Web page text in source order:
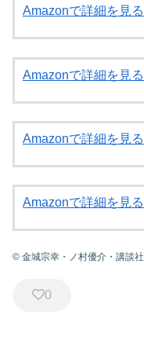
Amazonで詳細を見る
Amazonで詳細を見る
Amazonで詳細を見る
Amazonで詳細を見る
© 金城宗幸・ノ村優介・講談
0